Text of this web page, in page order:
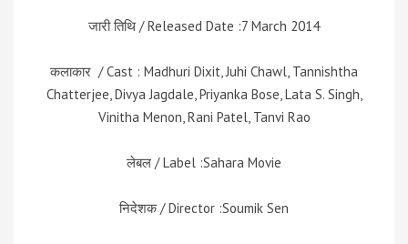
जारी तिथि / Released Date :7 March 2014
कलाकार / Cast : Madhuri Dixit, Juhi Chawl, Tannishtha
Chatterjee, Divya Jagdale, Priyanka Bose, Lata S. Singh,
Vinitha Menon, Rani Patel, Tanvi Rao
लेबल / Label :Sahara Movie
निदेशक / Director :Soumik Sen